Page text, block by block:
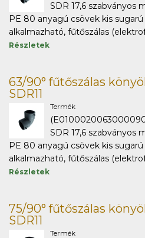
SDR 17,6 szabványos
PE 80 anyagú csövek kis
alkalmazható, fűtőszálas
Részletek
63/90° fűtőszálas
SDR11
Termék
SDR 17,6 szabványos
PE 80 anyagú csövek kis
alkalmazható, fűtőszálas
Részletek
75/90° fűtőszálas
SDR11
Termék